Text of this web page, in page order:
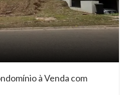
à Venda com